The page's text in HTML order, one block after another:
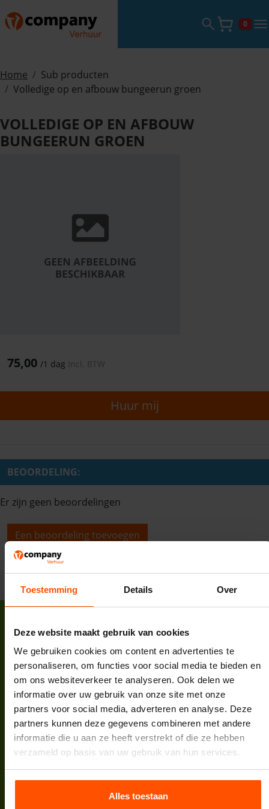
Toestemming Details Over
Deze website maakt gebruik van cookies
We gebruiken cookies om content en advertenties te
personaliseren, om functies voor social media te bieden en
om ons websiteverkeer te analyseren. Ook delen we
informatie over uw gebruik van onze site met onze
partners voor social media, adverteren en analyse. Deze
partners kunnen deze gegevens combineren met andere
informatie die u aan ze heeft verstrekt of die ze hebben
verzameld op basis van uw gebruik van hun services.
Alles toestaan
Zoekveld0
Home
Sub producten
Volledige op en afbouw bungeerun groen
VOLLEDIGE OP EN AFBOUW
BUNGEERUN GROEN
75,00 /1 dag Incl. BTW
Huur mij
BEOORDELING:
Er zijn geen beoordelingen
Een beoordeling toevoegen
Vcompany B.V.
Korte Zuwe 2
3985 SM Werkhoven
Tel:088 398 5000
E-mail: info@vcompany.nl
KVK:62732498
BTW:NL854935447B01
Bank:NL64INGB0007974208